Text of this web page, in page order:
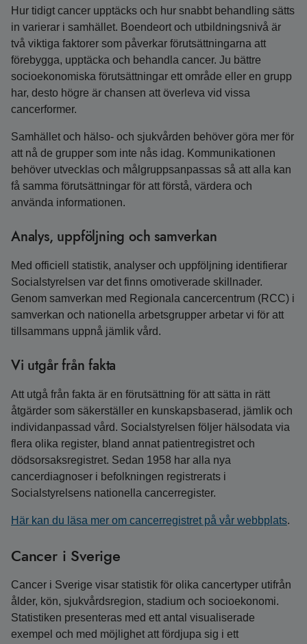
Hur tidigt cancer upptäcks och hur snabbt behandling sätts
in varierar i samhället. Boendeort och utbildningsnivå är
två viktiga faktorer som påverkar förutsättningarna att
förebygga, upptäcka och behandla cancer. Ju bättre
socioekonomiska förutsättningar ett område eller en grupp
har, desto högre är chansen att överleva vid vissa
cancerformer.
Samhället och hälso- och sjukvården behöver göra mer för
att nå de grupper som inte nås idag. Kommunikationen
behöver utvecklas och målgruppsanpassas så att alla kan
få samma förutsättningar för att förstå, värdera och
använda informationen.
Analys, uppföljning och samverkan
Med officiell statistik, analyser och uppföljning identifierar
Socialstyrelsen var det finns omotiverade skillnader.
Genom samverkan med Regionala cancercentrum (RCC) i
samverkan och nationella arbetsgrupper arbetar vi för att
tillsammans uppnå jämlik vård.
Vi utgår från fakta
Att utgå från fakta är en förutsättning för att sätta in rätt
åtgärder som säkerställer en kunskapsbaserad, jämlik och
individanpassad vård. Socialstyrelsen följer hälsodata via
flera olika register, bland annat patientregistret och
dödsorsaksregistret. Sedan 1958 har alla nya
cancerdiagnoser i befolkningen registrerats i
Socialstyrelsens nationella cancerregister.
Här kan du läsa mer om cancerregistret på vår webbplats.
Cancer i Sverige
Cancer i Sverige visar statistik för olika cancertyper utifrån
ålder, kön, sjukvårdsregion, stadium och socioekonomi.
Statistiken presenteras med ett antal visualiserade
exempel och med möjlighet att fördjupa sig i ett